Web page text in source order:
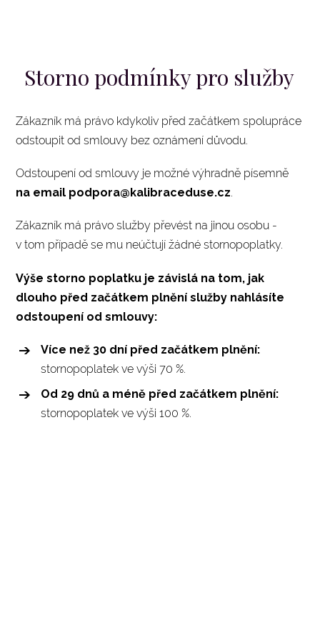
Storno podmínky pro služby
Zákazník má právo kdykoliv před začátkem spolupráce
odstoupit od smlouvy bez oznámení důvodu.
Odstoupení od smlouvy je možné výhradně písemně
na email podpora@kalibraceduse.cz.
Zákazník má právo služby převést na jinou osobu -
v tom případě se mu neúčtují žádné stornopoplatky.
Výše storno poplatku je závislá na tom, jak
dlouho před začátkem plnění služby nahlásíte
odstoupení od smlouvy:
Více než 30 dní před začátkem plnění:
stornopoplatek ve výši 70 %.
Od 29 dnů a méně před začátkem plnění:
stornopoplatek ve výši 100 %.